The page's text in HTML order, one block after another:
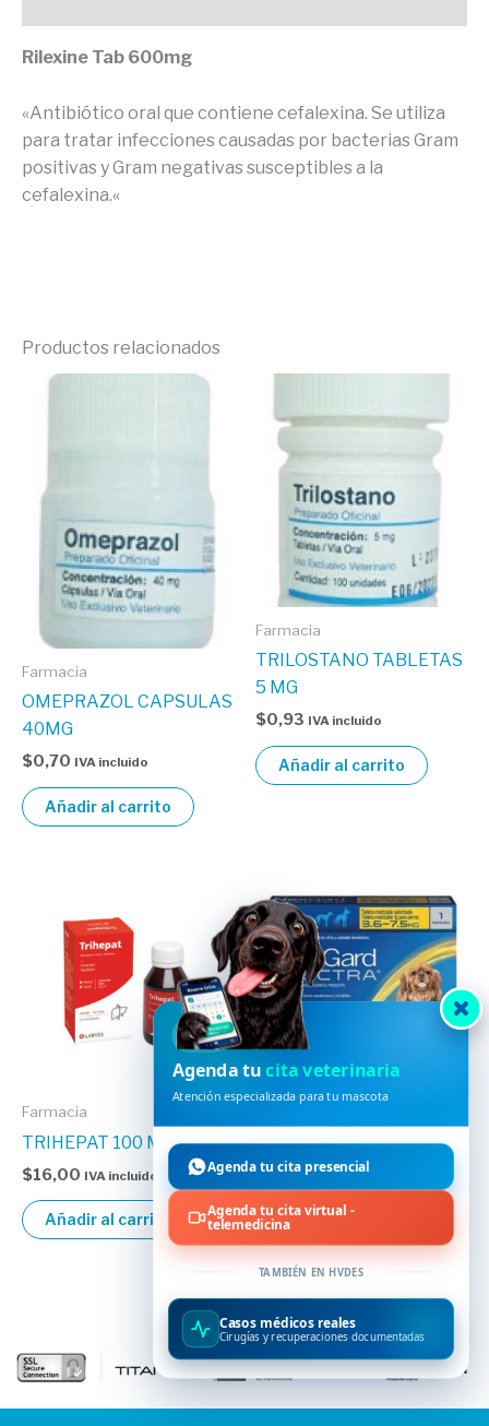
Rilexine Tab 600mg
«Antibiótico oral que contiene cefalexina. Se utiliza
para tratar infecciones causadas por bacterias Gram
positivas y Gram negativas susceptibles a la
cefalexina.«
Productos relacionados
Farmacia
OMEPRAZOL CAPSULAS
40MG
$0,70 IVA incluido
Añadir al carrito
Farmacia
TRILOSTANO TABLETAS
5 MG
$0,93 IVA incluido
Añadir al carrito
Farmacia
TRIHEPAT 100 ML
$16,00 IVA incluido
Añadir al carrito
NEXGARD SPECTRA 3,6 –
7,5KG
$ 22,89 IVA incluido
Añadir al carrito
HVDES
Agenda tucita veterinaria
Atención especializada para tu mascota
Agenda tu cita presencial
Agenda tu cita virtual -
telemedicina
TAMBIÉN EN HVDES
Casos médicos reales
Cirugías y recuperaciones documentadas